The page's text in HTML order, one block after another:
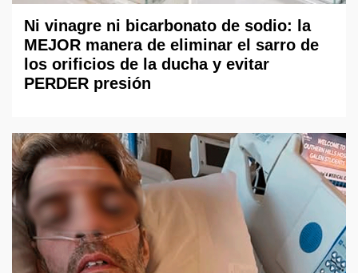
Ni vinagre ni bicarbonato de sodio: la
MEJOR manera de eliminar el sarro de
los orificios de la ducha y evitar
PERDER presión